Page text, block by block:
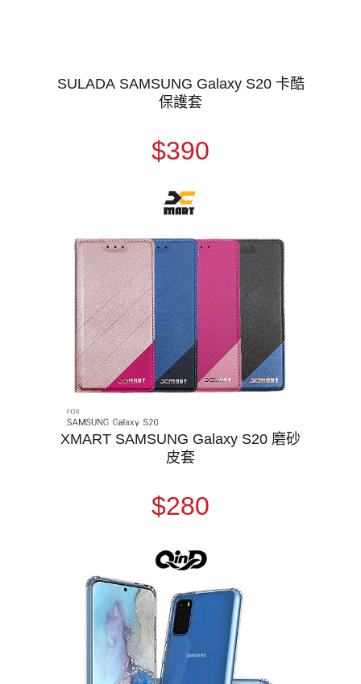
SULADA SAMSUNG Galaxy S20 卡酷
保護套
$390
XMART SAMSUNG Galaxy S20 磨砂
皮套
$280